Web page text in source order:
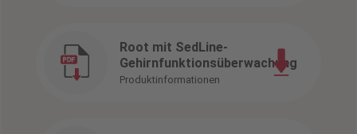
Root mit SedLine-
Gehirnfunktionsüberwachung
Produktinformationen